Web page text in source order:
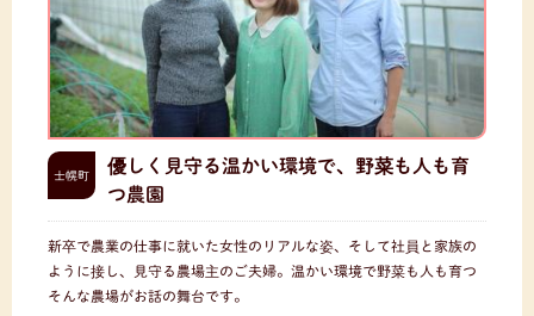
士幌町
優しく見守る温かい環境で、野菜も人も育
つ農園
新卒で農業の仕事に就いた女性のリアルな姿、そして社員と家族の
ように接し、見守る農場主のご夫婦。温かい環境で野菜も人も育つ
そんな農場がお話の舞台です。